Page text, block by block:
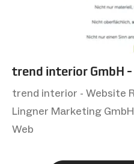
trend interior GmbH
trend interior - Website
Lingner Marketing GmbH
Web